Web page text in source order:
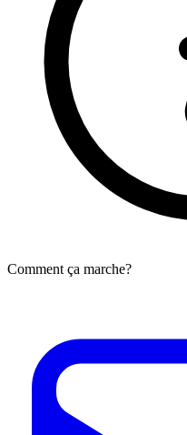
Comment ça marche?